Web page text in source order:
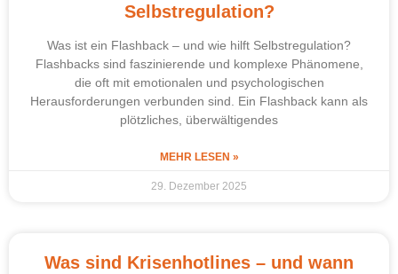
Selbstregulation?
Was ist ein Flashback – und wie hilft Selbstregulation?
Flashbacks sind faszinierende und komplexe Phänomene,
die oft mit emotionalen und psychologischen
Herausforderungen verbunden sind. Ein Flashback kann als
plötzliches, überwältigendes
MEHR LESEN »
29. Dezember 2025
Was sind Krisenhotlines – und wann